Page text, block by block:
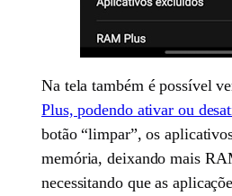
Na tela também é possível
Plus, podendo ativar ou
botão “limpar”, os
memória, deixando mais
necessitando que as